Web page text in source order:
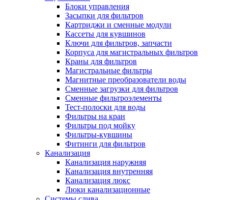
Полезные статьи
Новости и Акции
Оплата и доставка
Сервис-центр
Адреса Сервис-центров
Блоки управления
Засыпки для фильтров
Картриджи и сменные модули
Кассеты для кувшинов
Ключи для фильтров, запчасти
Корпуса для магистральных фильтров
Краны для фильтров
Магистральные фильтры
Магнитные преобразователи воды
Сменные загрузки для фильтров
Сменные фильтроэлементы
Тест-полоски для воды
Фильтры на кран
Фильтры под мойку
Фильтры-кувшины
Фитинги для фильтров
Канализация
Канализация наружняя
Канализация внутренняя
Канализация люкс
Люки канализационные